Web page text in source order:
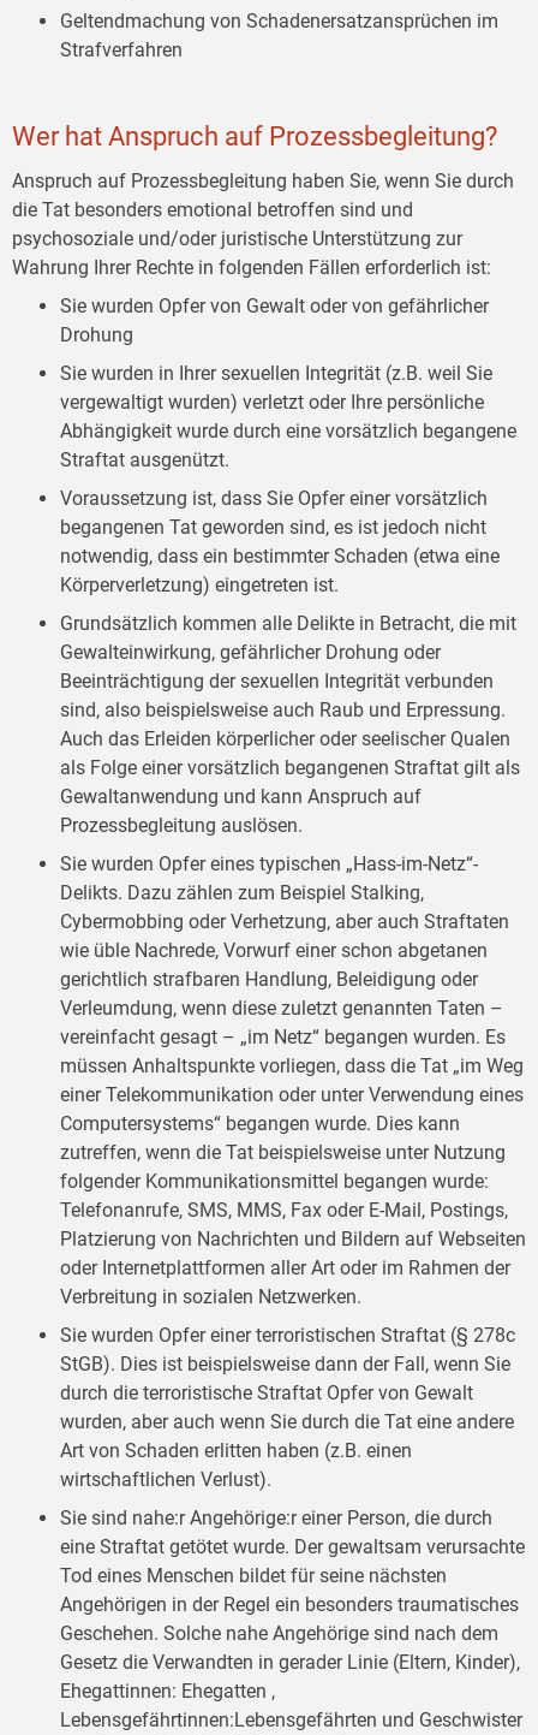
Geltendmachung von Schadenersatzansprüchen im
Strafverfahren
Wer hat Anspruch auf Prozessbegleitung?
Anspruch auf Prozessbegleitung haben Sie, wenn Sie durch
die Tat besonders emotional betroffen sind und
psychosoziale und/oder juristische Unterstützung zur
Wahrung Ihrer Rechte in folgenden Fällen erforderlich ist:
Sie wurden Opfer von Gewalt oder von gefährlicher
Drohung
Sie wurden in Ihrer sexuellen Integrität (z.B. weil Sie
vergewaltigt wurden) verletzt oder Ihre persönliche
Abhängigkeit wurde durch eine vorsätzlich begangene
Straftat ausgenützt.
Voraussetzung ist, dass Sie Opfer einer vorsätzlich
begangenen Tat geworden sind, es ist jedoch nicht
notwendig, dass ein bestimmter Schaden (etwa eine
Körperverletzung) eingetreten ist.
Grundsätzlich kommen alle Delikte in Betracht, die mit
Gewalteinwirkung, gefährlicher Drohung oder
Beeinträchtigung der sexuellen Integrität verbunden
sind, also beispielsweise auch Raub und Erpressung.
Auch das Erleiden körperlicher oder seelischer Qualen
als Folge einer vorsätzlich begangenen Straftat gilt als
Gewaltanwendung und kann Anspruch auf
Prozessbegleitung auslösen.
Sie wurden Opfer eines typischen „Hass-im-Netz“-
Delikts. Dazu zählen zum Beispiel Stalking,
Cybermobbing oder Verhetzung, aber auch Straftaten
wie üble Nachrede, Vorwurf einer schon abgetanen
gerichtlich strafbaren Handlung, Beleidigung oder
Verleumdung, wenn diese zuletzt genannten Taten –
vereinfacht gesagt – „im Netz“ begangen wurden. Es
müssen Anhaltspunkte vorliegen, dass die Tat „im Weg
einer Telekommunikation oder unter Verwendung eines
Computersystems“ begangen wurde. Dies kann
zutreffen, wenn die Tat beispielsweise unter Nutzung
folgender Kommunikationsmittel begangen wurde:
Telefonanrufe, SMS, MMS, Fax oder E-Mail, Postings,
Platzierung von Nachrichten und Bildern auf Webseiten
oder Internet­plattformen aller Art oder im Rahmen der
Verbreitung in sozialen Netzwerken.
Sie wurden Opfer einer terroristischen Straftat (§ 278c
StGB). Dies ist beispielsweise dann der Fall, wenn Sie
durch die terroristische Straftat Opfer von Gewalt
wurden, aber auch wenn Sie durch die Tat eine andere
Art von Schaden erlitten haben (z.B. einen
wirtschaftlichen Verlust).
Sie sind nahe:r Angehörige:r einer Person, die durch
eine Straftat getötet wurde. Der gewaltsam verursachte
Tod eines Menschen bildet für seine nächsten
Angehörigen in der Regel ein besonders traumatisches
Geschehen. Solche nahe Angehörige sind nach dem
Gesetz die Verwandten in gerader Linie (Eltern, Kinder),
Ehegattinnen: Ehegatten ,
Lebensgefährtinnen:Lebensgefährten und Geschwister